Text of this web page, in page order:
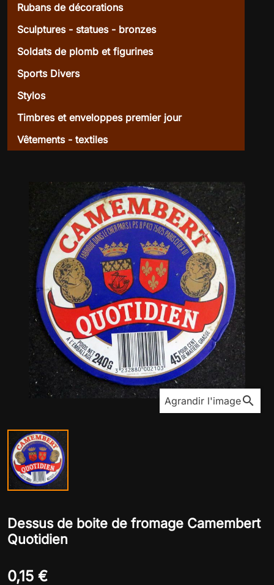
Rubans de décorations
Sculptures - statues - bronzes
Soldats de plomb et figurines
Sports Divers
Stylos
Timbres et enveloppes premier jour
Vêtements - textiles
Agrandir l'imagesearch
Dessus de boite de fromage Camembert
Quotidien
0,15 €